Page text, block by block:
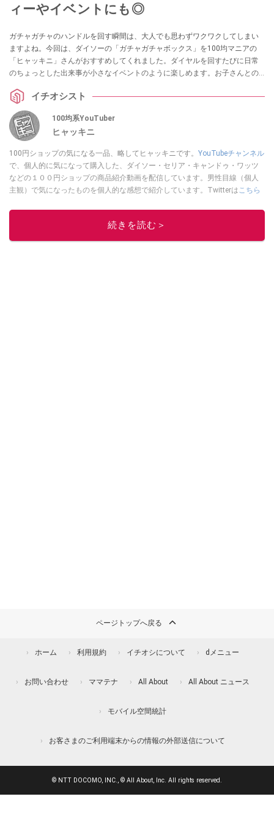
ィーやイベントにも◎
ガチャガチャのハンドルを回す瞬間は、大人でも思わずワクワクしてしまい
ますよね。今回は、ダイソーの「ガチャガチャボックス」を100均マニアの
「ヒャッキニ」さんがおすすめしてくれました。ダイヤルを回すたびに日常
のちょっとした出来事が小さなイベントのように楽しめます。お子さんとの
イチオシスト
100均系YouTuber
ヒャッキニ
100円ショップの気になる一品、略してヒャッキニです。 YouTubeチャンネル
で、個人的に気になって購入した、ダイソー・セリア・キャンドゥ・ワッツ
などの１００円ショップの商品紹介動画を配信しています。男性目線（個人
主観）で気になったものを個人的な感想で紹介しています。Twitterはこちら
このイチオシストの他の記事を読む
続きを読む＞
ページトップへ戻る
ホーム 利用規約 イチオシについて dメニュー
お問い合わせ ママテナ All About All About ニュース
モバイル空間統計
お客さまのご利用端末からの情報の外部送信について
© NTT DOCOMO, INC., © All About, Inc. All rights reserved.